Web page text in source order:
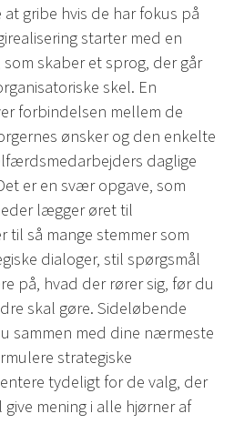
gribe hvis de har fokus på
starter med en
skaber et sprog, der går
skel. En
forbindelsen mellem de
ønsker og den enkelte
daglige
er en svær opgave, som
lægger øret til
til så mange stemmer som
dialoger, stil spørgsmål
på, hvad der rører sig, før du
skal gøre. Sideløbende
sammen med dine nærmeste
strategiske
tydeligt for de valg, der
mening i alle hjørner af